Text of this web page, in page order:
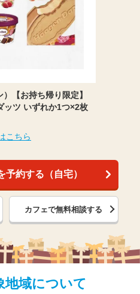
【お持ち帰り限定】
ッツ いずれか1つ×2枚
こちら
予約する（自宅）
カフェで無料相談する
地域について